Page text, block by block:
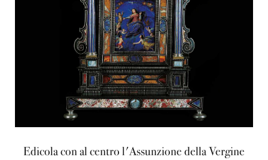
Edicola con al centro l'Assunzione della Vergine